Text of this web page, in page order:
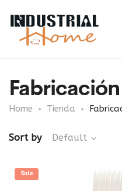
Home Tienda
Sort by Default
Sale